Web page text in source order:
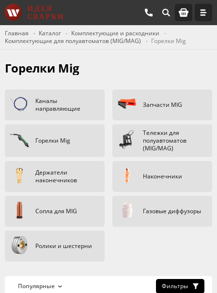
Главная Каталог
Комплектующие и расходники
Комплектующие для полуавтоматов (MIG/MAG)
Горелки Mig
Горелки Mig
Каналы
направляющие
Запчасти MIG
Горелки Mig
Тележки для
полуавтоматов
(MIG/MAG)
Держатели
наконечников
Наконечники
Сопла для MIG Газовые диффузоры
Ролики и шестерни
Фильтры